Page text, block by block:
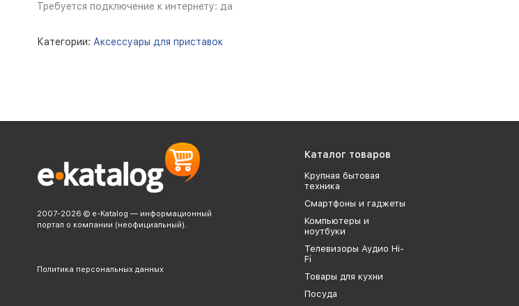
Требуется подключение к интернету: да
Категории: Аксессуары для приставок
2007-2026 © e-Katalog — информационный
портал о компании (неофициальный).
Политика персональных данных
Каталог товаров
Крупная бытовая
техника
Смартфоны и гаджеты
Компьютеры и
ноутбуки
Телевизоры Аудио Hi-
Fi
Товары для кухни
Посуда